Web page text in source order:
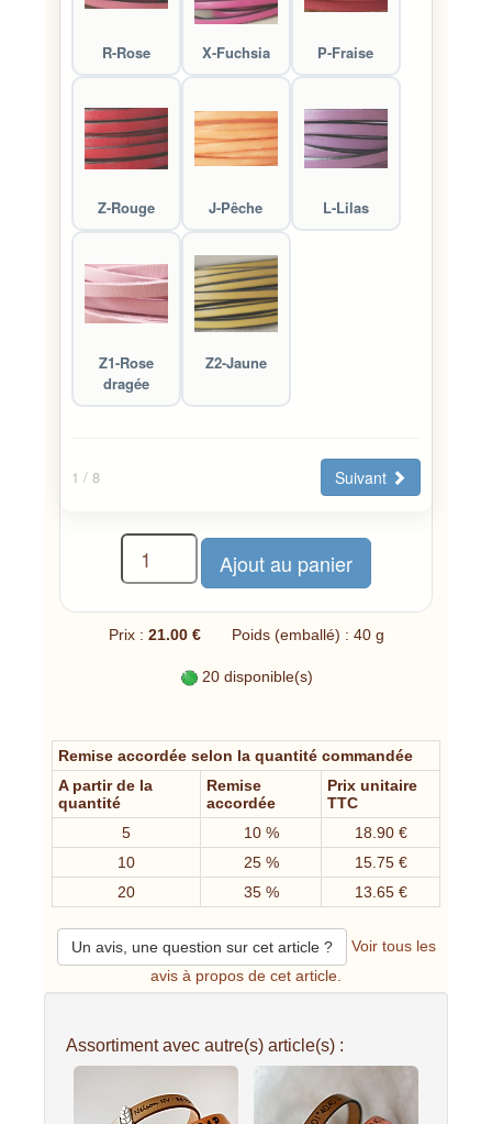
R-Rose X-Fuchsia P-Fraise
Z-Rouge J-Pêche L-Lilas
Z1-Rose
dragée
Z2-Jaune
1 / 8 Suivant
Prix : 21.00 € Poids (emballé) : 40 g
20 disponible(s)
Remise accordée selon la quantité commandée
A partir de la
quantité
Remise
accordée
Prix unitaire
TTC
5
10 %
18.90 €
10
25 %
15.75 €
20
35 % 13.65 €
Un avis, une question sur cet article ?
Voir tous les
avis à propos de cet article.
Assortiment avec autre(s) article(s) :